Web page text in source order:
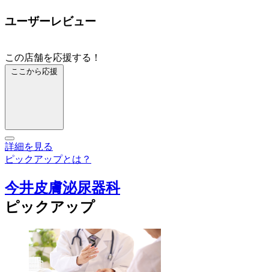
ユーザーレビュー
この店舗を応援する！
ここから応援
詳細を見る
ピックアップとは？
今井皮膚泌尿器科
ピックアップ